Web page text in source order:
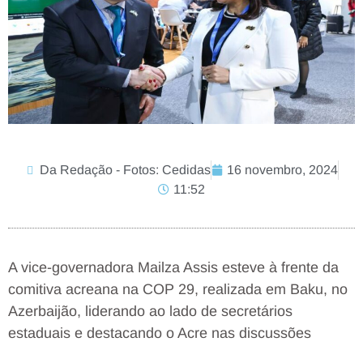
Da Redação - Fotos: Cedidas
16 novembro, 2024
11:52
A vice-governadora Mailza Assis esteve à frente da
comitiva acreana na COP 29, realizada em Baku, no
Azerbaijão, liderando ao lado de secretários
estaduais e destacando o Acre nas discussões